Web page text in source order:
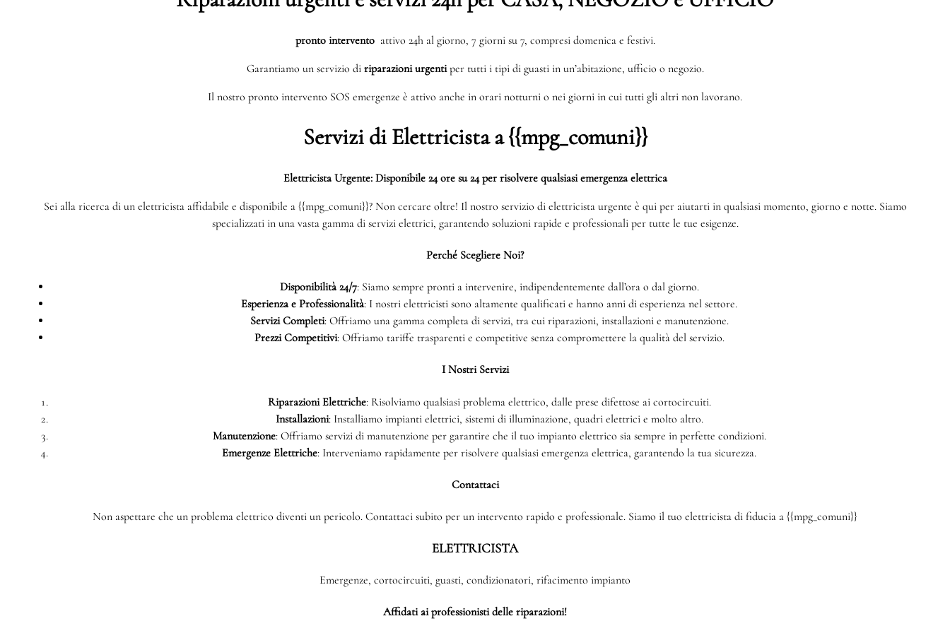
pronto intervento attivo 24h al giorno, 7 giorni su 7, compresi domenica e festivi.
Garantiamo un servizio di riparazioni urgentiper tutti i tipi di guasti in un’abitazione, ufficio o negozio.
Il nostro pronto intervento SOS emergenze è attivo anche in orari notturni o nei giorni in cui tutti gli altri non lavorano.
Servizi di Elettricista a {{mpg_comuni}}
Elettricista Urgente: Disponibile 24 ore su 24 per risolvere qualsiasi emergenza elettrica
Sei alla ricerca di un elettricista affidabile e disponibile a {{mpg_comuni}}? Non cercare oltre! Il nostro servizio di elettricista urgente è qui per aiutarti in qualsiasi momento, giorno e notte. Siamo
specializzati in una vasta gamma di servizi elettrici, garantendo soluzioni rapide e professionali per tutte le tue esigenze.
Perché Scegliere Noi?
Disponibilità 24/7: Siamo sempre pronti a intervenire, indipendentemente dall’ora o dal giorno.
Esperienza e Professionalità: I nostri elettricisti sono altamente qualificati e hanno anni di esperienza nel settore.
Servizi Completi: Offriamo una gamma completa di servizi, tra cui riparazioni, installazioni e manutenzione.
Prezzi Competitivi: Offriamo tariffe trasparenti e competitive senza compromettere la qualità del servizio.
I Nostri Servizi
Riparazioni Elettriche: Risolviamo qualsiasi problema elettrico, dalle prese difettose ai cortocircuiti.
Installazioni: Installiamo impianti elettrici, sistemi di illuminazione, quadri elettrici e molto altro.
Manutenzione: Offriamo servizi di manutenzione per garantire che il tuo impianto elettrico sia sempre in perfette condizioni.
Emergenze Elettriche: Interveniamo rapidamente per risolvere qualsiasi emergenza elettrica, garantendo la tua sicurezza.
Contattaci
Non aspettare che un problema elettrico diventi un pericolo. Contattaci subito per un intervento rapido e professionale. Siamo il tuo elettricista di fiducia a {{mpg_comuni}}
ELETTRICISTA
Emergenze, cortocircuiti, guasti, condizionatori, rifacimento impianto
Affidati ai professionisti delle riparazioni!